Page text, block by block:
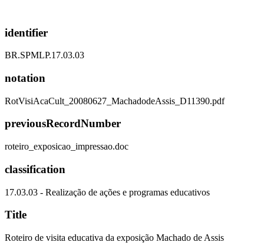
identifier
BR.SPMLP.17.03.03
notation
RotVisiAcaCult_20080627_MachadodeAssis_D11390.pdf
previousRecordNumber
roteiro_exposicao_impressao.doc
classification
17.03.03 - Realização de ações e programas educativos
Title
Roteiro de visita educativa da exposição Machado de Assis